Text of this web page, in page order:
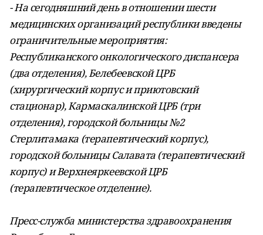
- На сегодняшний день в отношении шести
медицинских организаций республики введены
ограничительные мероприятия:
Республиканского онкологического диспансера
(два отделения), Белебеевской ЦРБ
(хирургический корпус и приютовский
стационар), Кармаскалинской ЦРБ (три
отделения), городской больницы №2
Стерлитамака (терапевтический корпус),
городской больницы Салавата (терапевтический
корпус) и Верхнеяркеевской ЦРБ
(терапевтическое отделение).
Пресс-служба министерства здравоохранения